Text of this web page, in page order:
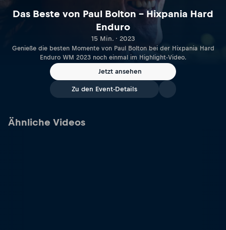
Das Beste von Paul Bolton – Hixpania Hard
Enduro
15 Min. · 2023
Genieße die besten Momente von Paul Bolton bei der Hixpania Hard
Enduro WM 2023 noch einmal im Highlight-Video.
Jetzt ansehen
Zu den Event-Details
Ähnliche Videos